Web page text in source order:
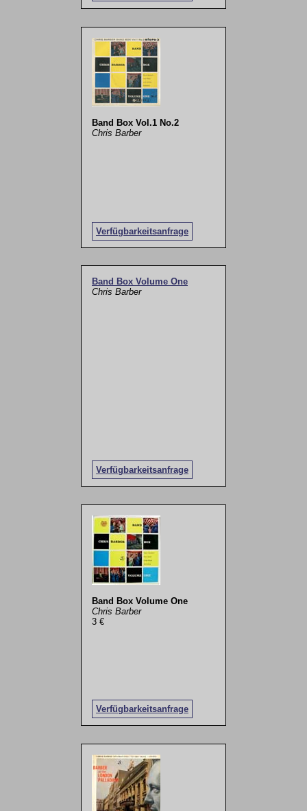
Band Box Vol.1 No.2
Chris Barber
Verfügbarkeitsanfrage
Band Box Volume One
Chris Barber
Verfügbarkeitsanfrage
Band Box Volume One
Chris Barber
3 €
Verfügbarkeitsanfrage